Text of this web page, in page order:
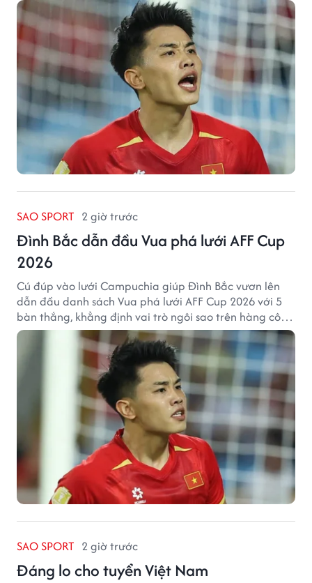
SAO SPORT 2 giờ trước
Đình Bắc dẫn đầu Vua phá lưới AFF Cup
2026
Cú đúp vào lưới Campuchia giúp Đình Bắc vươn lên
dẫn đầu danh sách Vua phá lưới AFF Cup 2026 với 5
bàn thắng, khẳng định vai trò ngôi sao trên hàng công
tuyển Việt Nam.
SAO SPORT 2 giờ trước
Đáng lo cho tuyển Việt Nam